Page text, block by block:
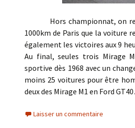
Hors championnat, on
1000km de Paris que la voiture
également les victoires aux 9
Au final, seules trois Mirage
sportive dès 1968 avec un
moins 25 voitures pour être
deux des Mirage M1 en Ford
Laisser un commentaire